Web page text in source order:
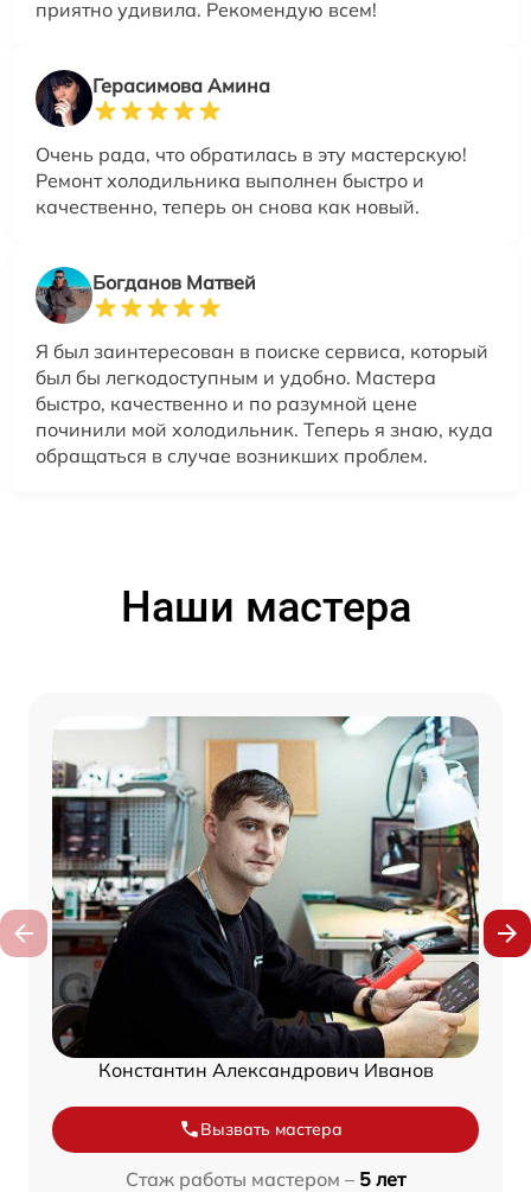
приятно удивила. Рекомендую всем!
Герасимова Амина
Очень рада, что обратилась в эту мастерскую!
Ремонт холодильника выполнен быстро и
качественно, теперь он снова как новый.
Богданов Матвей
Я был заинтересован в поиске сервиса, который
был бы легкодоступным и удобно. Мастера
быстро, качественно и по разумной цене
починили мой холодильник. Теперь я знаю, куда
обращаться в случае возникших проблем.
Наши мастера
Константин Александрович Иванов
Вызвать мастера
Стаж работы мастером – 5 лет